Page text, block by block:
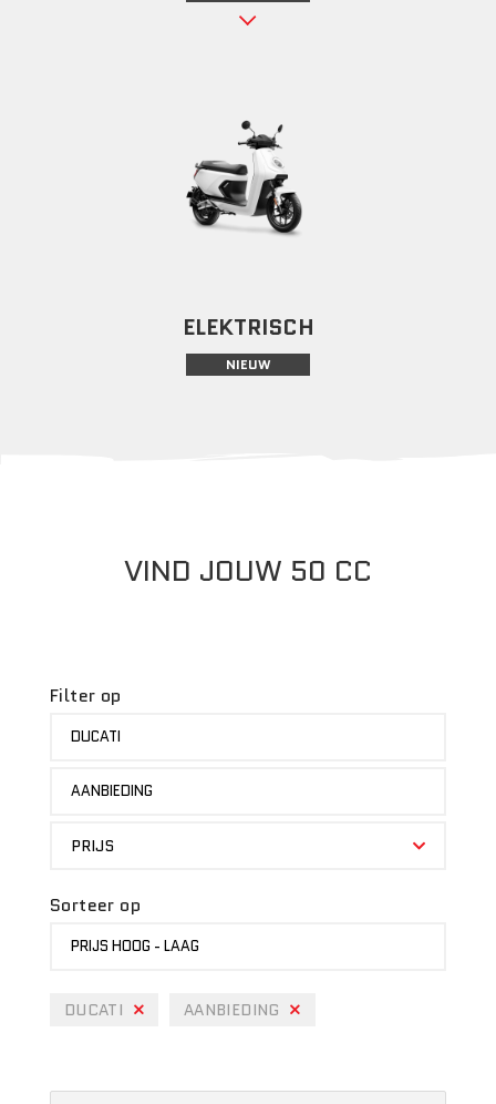
ELEKTRISCH
NIEUW
VIND JOUW 50 CC
Filter op
DUCATI
AANBIEDING
PRIJS
Sorteer op
PRIJS HOOG - LAAG
DUCATI AANBIEDING